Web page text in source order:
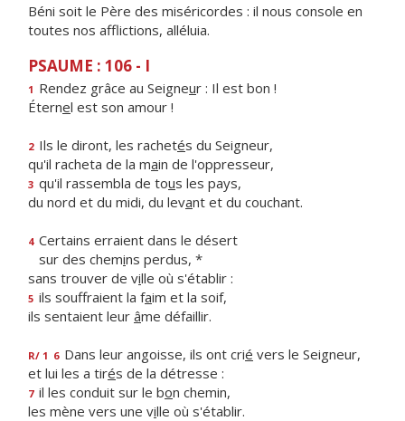
Béni soit le Père des miséricordes : il nous console en
toutes nos afflictions, alléluia.
PSAUME : 106 - I
1 Rendez grâce au Seigneur : Il est bon !
Éternel est son amour !
2 Ils le diront, les rachetés du Seigneur,
qu'il racheta de la main de l'oppresseur,
3 qu'il rassembla de tous les pays,
du nord et du midi, du levant et du couchant.
4 Certains erraient dans le désert
sur des chemins perdus, *
sans trouver de ville où s'établir :
5 ils souffraient la faim et la soif,
ils sentaient leur âme défaillir.
R/ 1 6 Dans leur angoisse, ils ont crié vers le Seigneur,
et lui les a tirés de la détresse :
7 il les conduit sur le bon chemin,
les mène vers une ville où s'établir.